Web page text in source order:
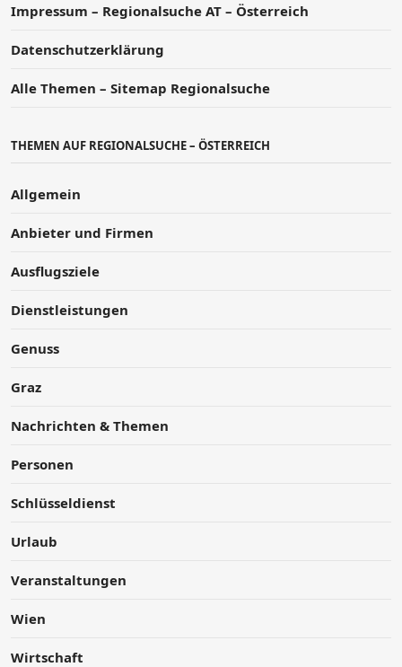
Impressum – Regionalsuche AT – Österreich
Datenschutzerklärung
Alle Themen – Sitemap Regionalsuche
THEMEN AUF REGIONALSUCHE – ÖSTERREICH
Allgemein
Anbieter und Firmen
Ausflugsziele
Dienstleistungen
Genuss
Graz
Nachrichten & Themen
Personen
Schlüsseldienst
Urlaub
Veranstaltungen
Wien
Wirtschaft